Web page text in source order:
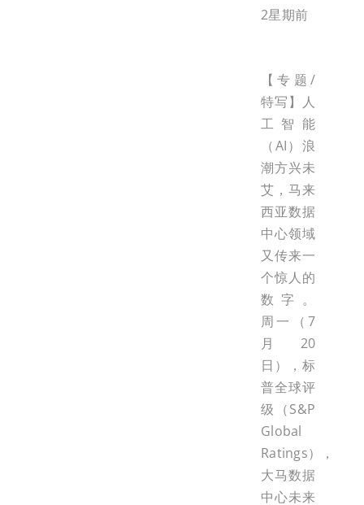
2星期前
【专题/
特写】人
工智能
（AI）浪
潮方兴未
艾，马来
西亚数据
中心领域
又传来一
个惊人的
数字。
周一（7
月20
日），标
普全球评
级（S&P
Global
Ratings），
大马数据
中心未来